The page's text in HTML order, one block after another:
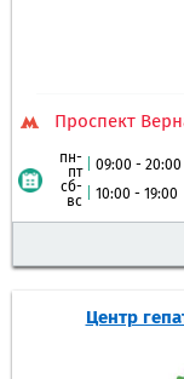
Проспект
пн-
пт| 09:00 - 20:00
сб-
вс
10:00 - 19:00
Центр